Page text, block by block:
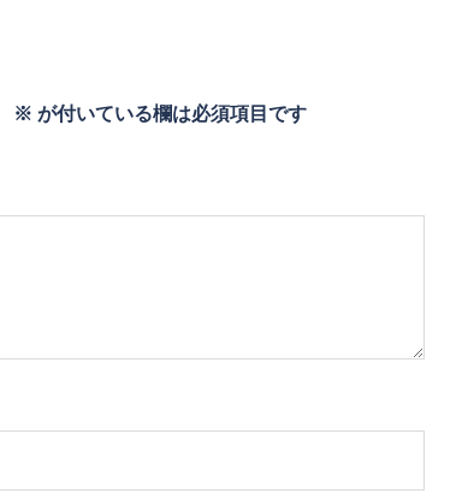
※ が付いている欄は必須項目です